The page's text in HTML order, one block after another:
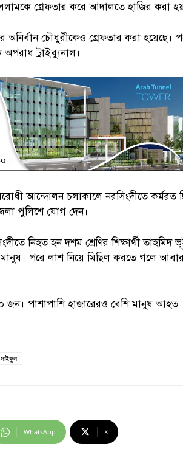
গ্রেফতার করে আদালতে হাজির করা
চৌধুরীকেও গ্রেফতার করা হয়েছে।
ট্রাইব্যুনাল।
আন্দোলন চলাকালে নরসিংদীতে কর্মরত
পুলিশে যোগ দেন।
নিহত হন দশম শ্রেণির শিক্ষার্থী তাহমিদ
পরে লাশ নিয়ে মিছিল করতে গলে
পাশাপাশি হাজারেরও বেশি মানুষ আহত
সাইফুল
WhatsApp X